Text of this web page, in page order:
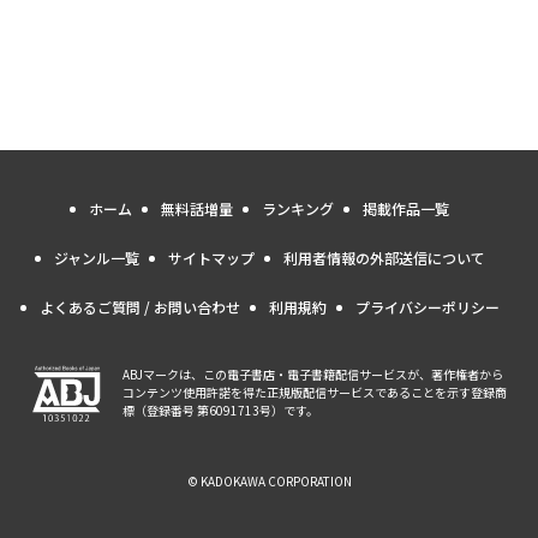
ホーム 無料話増量 ランキング 掲載作品一覧
ジャンル一覧 サイトマップ 利用者情報の外部送信について
よくあるご質問 / お問い合わせ 利用規約 プライバシーポリシー
ABJマークは、この電子書店・電子書籍配信サービスが、著作権者から
コンテンツ使用許諾を得た正規版配信サービスであることを示す登録商
標（登録番号 第6091713号）です。
© KADOKAWA CORPORATION